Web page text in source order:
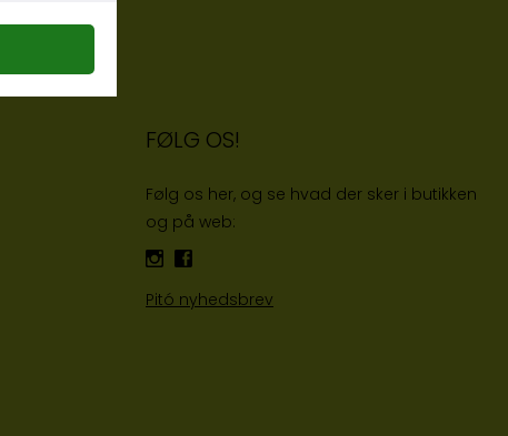
FØLG OS!
Følg os her, og se hvad der sker i butikken
og på web:
Pitó nyhedsbrev